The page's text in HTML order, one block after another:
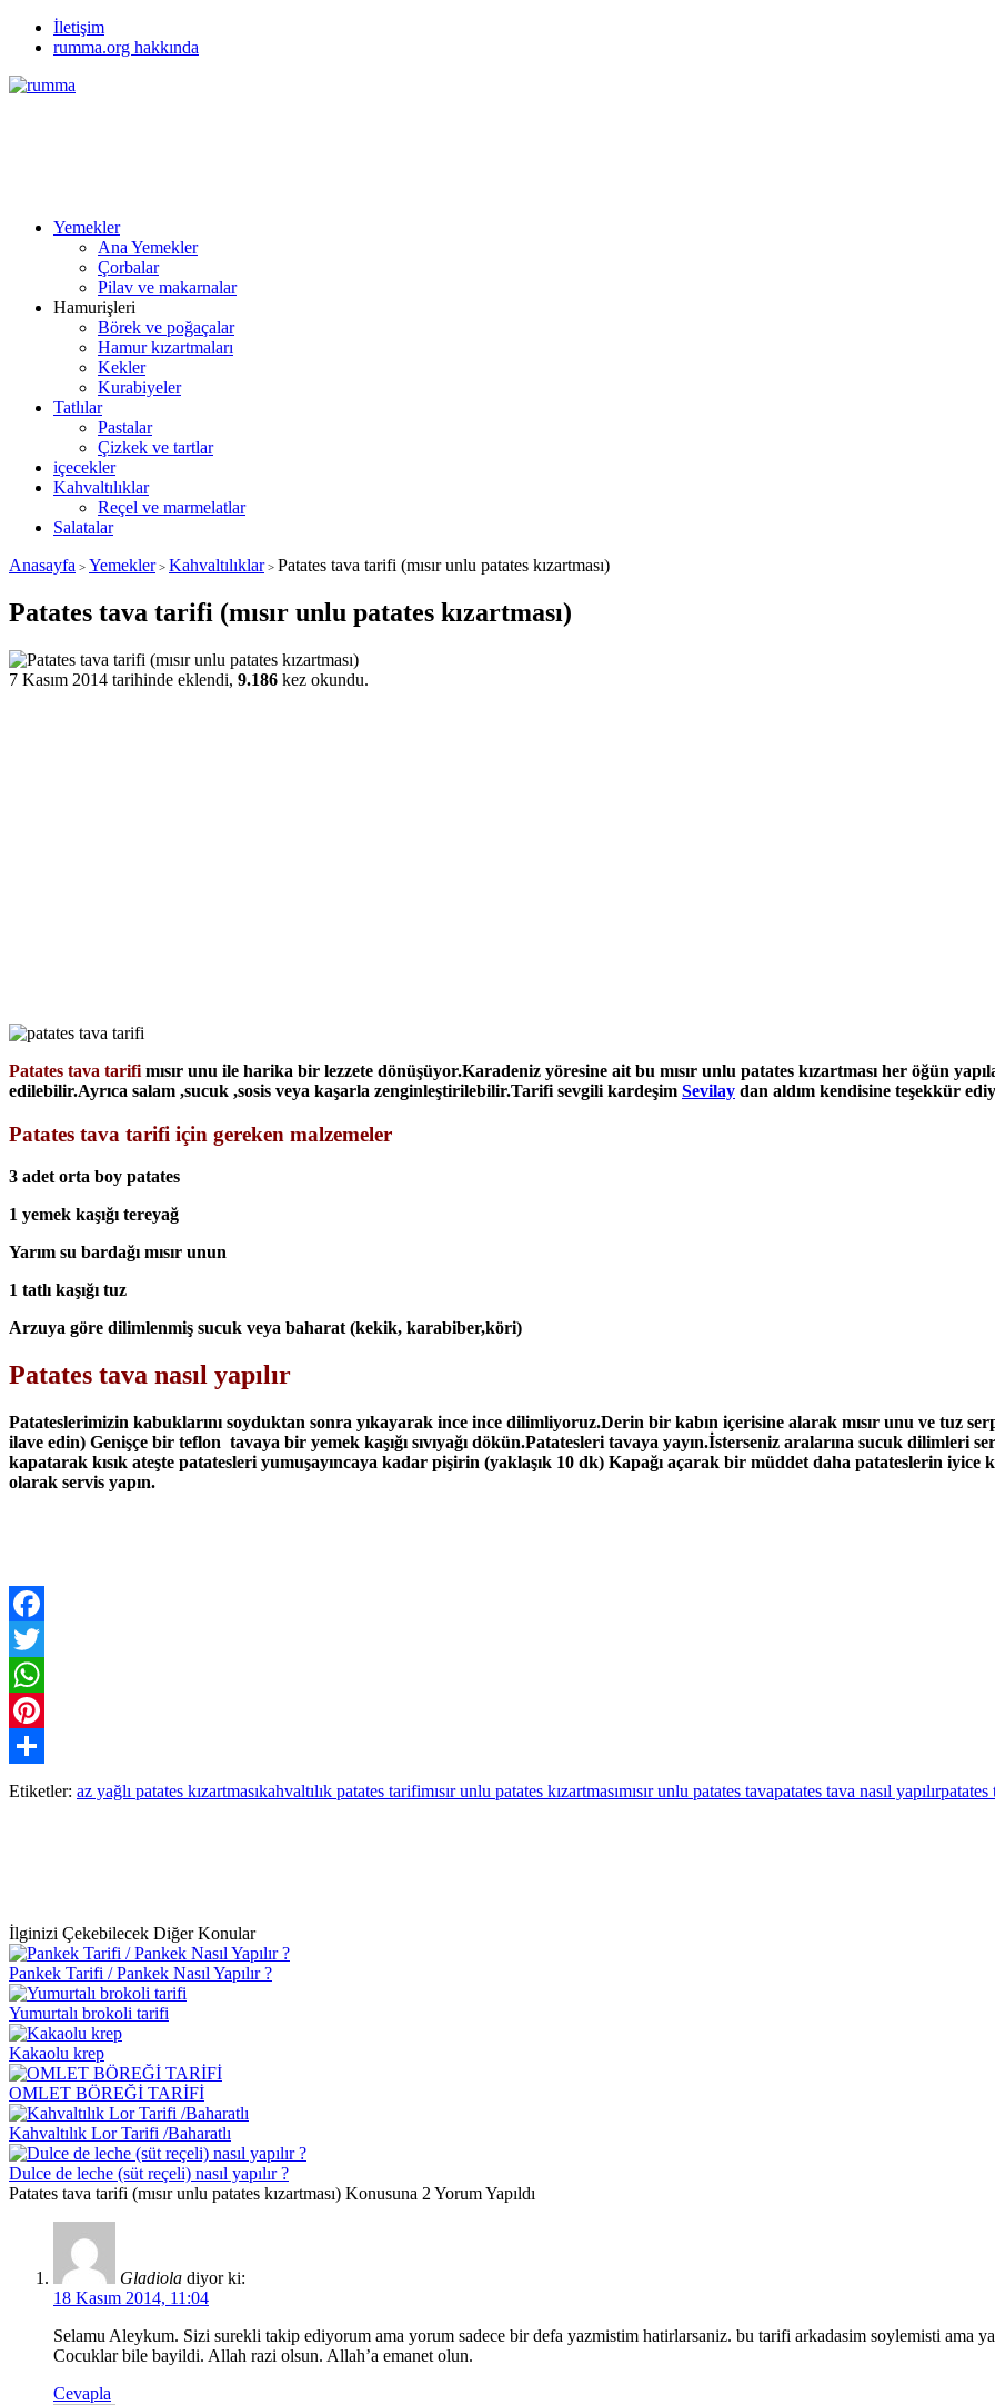
İletişim
rumma.org hakkında
Yemekler
Ana Yemekler
Çorbalar
Pilav ve makarnalar
Hamurişleri
Börek ve poğaçalar
Hamur kızartmaları
Kekler
Kurabiyeler
Tatlılar
Pastalar
Çizkek ve tartlar
içecekler
Kahvaltılıklar
Reçel ve marmelatlar
Salatalar
Anasayfa > Yemekler> Kahvaltılıklar> Patates tava tarifi (mısır unlu patates kızartması)
Patates tava tarifi (mısır unlu patates kızartması)
7 Kasım 2014 tarihinde eklendi, 9.186 kez okundu.
Patates tava tarifi mısır unu ile harika bir lezzete dönüşüyor.Karadeniz yöresine ait bu mısır unlu patates kızartması her öğün
edilebilir.Ayrıca salam ,sucuk ,sosis veya kaşarla zenginleştirilebilir.Tarifi sevgili kardeşim Sevilay dan aldım kendisine teşekkür
Patates tava tarifi için gereken malzemeler
3 adet orta boy patates
1 yemek kaşığı tereyağ
Yarım su bardağı mısır unun
1 tatlı kaşığı tuz
Arzuya göre dilimlenmiş sucuk veya baharat (kekik, karabiber,köri)
Patates tava nasıl yapılır
Patateslerimizin kabuklarını soyduktan sonra yıkayarak ince ince dilimliyoruz.Derin bir kabın içerisine alarak mısır unu ve tuz
ilave edin) Genişçe bir teflon tavaya bir yemek kaşığı sıvıyağı dökün.Patatesleri tavaya yayın.İsterseniz aralarına sucuk dilimleri
kapatarak kısık ateşte patatesleri yumuşayıncaya kadar pişirin (yaklaşık 10 dk) Kapağı açarak bir müddet daha patateslerin iyice
olarak servis yapın.
Facebook
Twitter
WhatsApp
Pinterest
Paylaş
Etiketler: az yağlı patates kızartmasıkahvaltılık patates tarifimısır unlu patates kızartmasımısır unlu patates tavapatates tava nasıl yapılırpatates
İlginizi Çekebilecek Diğer Konular
Pankek Tarifi / Pankek Nasıl Yapılır ?
Yumurtalı brokoli tarifi
Kakaolu krep
OMLET BÖREĞİ TARİFİ
Kahvaltılık Lor Tarifi /Baharatlı
Dulce de leche (süt reçeli) nasıl yapılır ?
Patates tava tarifi (mısır unlu patates kızartması) Konusuna 2 Yorum Yapıldı
Gladiola diyor ki:
18 Kasım 2014, 11:04
Selamu Aleykum. Sizi surekli takip ediyorum ama yorum sadece bir defa yazmistim hatirlarsaniz. bu tarifi arkadasim soylemisti ama
Cocuklar bile bayildi. Allah razi olsun. Allah’a emanet olun.
Cevapla